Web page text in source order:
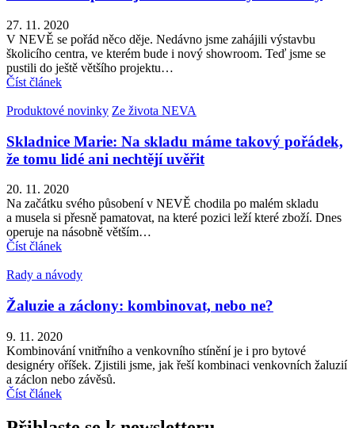
27. 11. 2020
V NEVĚ se pořád něco děje. Nedávno jsme zahájili výstavbu
školicího centra, ve kterém bude i nový showroom. Teď jsme se
pustili do ještě většího projektu…
Číst článek
Produktové novinky Ze života NEVA
Skladnice Marie: Na skladu máme takový pořádek,
že tomu lidé ani nechtějí uvěřit
20. 11. 2020
Na začátku svého působení v NEVĚ chodila po malém skladu
a musela si přesně pamatovat, na které pozici leží které zboží. Dnes
operuje na násobně větším…
Číst článek
Rady a návody
Žaluzie a záclony: kombinovat, nebo ne?
9. 11. 2020
Kombinování vnitřního a venkovního stínění je i pro bytové
designéry oříšek. Zjistili jsme, jak řeší kombinaci venkovních žaluzií
a záclon nebo závěsů.
Číst článek